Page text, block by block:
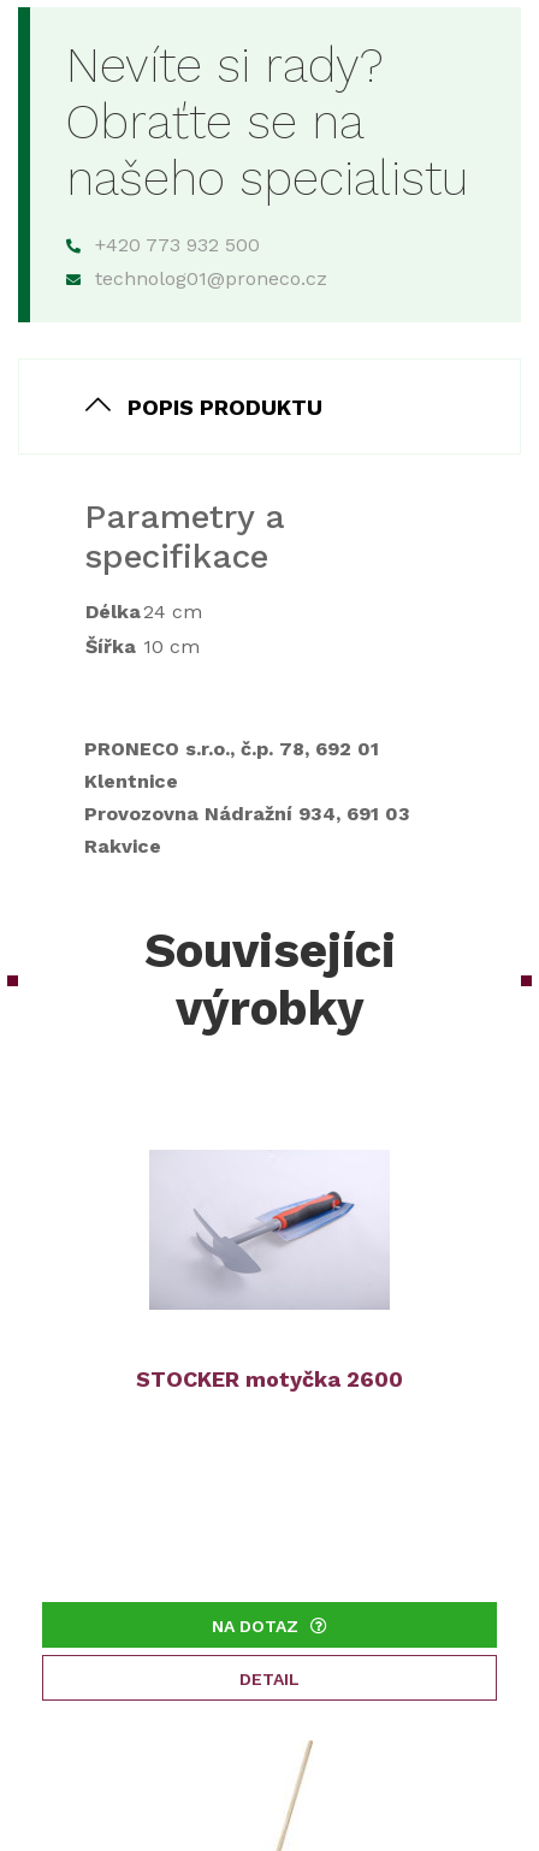
Nevíte si rady?
Obraťte se na
našeho specialistu
+420 773 932 500
technolog01@proneco.cz
POPIS PRODUKTU
Parametry a
specifikace
Délka24 cm
Šířka 10 cm
PRONECO s.r.o., č.p. 78, 692 01
Klentnice
Provozovna Nádražní 934, 691 03
Rakvice
Souvisejíci
výrobky
STOCKER motyčka 2600
NA DOTAZ
DETAIL